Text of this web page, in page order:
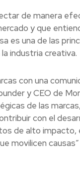
de manera
y que
es una de las
industria creativa.
con una
y CEO de
de las
con el
de alto impacto,
movilicen causas”